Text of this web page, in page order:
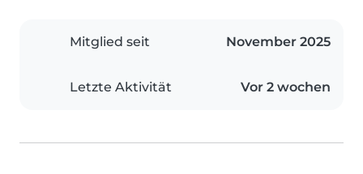
Mitglied seit November 2025
Letzte Aktivität Vor 2 wochen